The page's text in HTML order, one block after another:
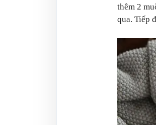
thêm 2
qua. Tiếp